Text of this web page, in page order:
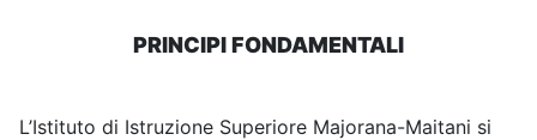
PRINCIPI FONDAMENTALI
L’Istituto di Istruzione Superiore Majorana-Maitani si